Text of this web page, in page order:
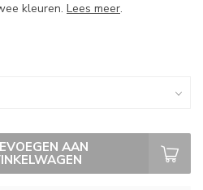
kleuren. Lees meer.
AAN